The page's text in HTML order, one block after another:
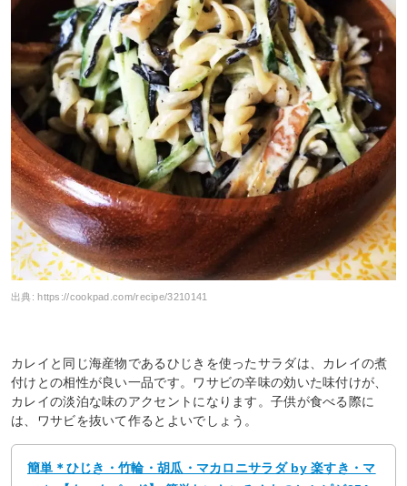
出典:https://cookpad.com/recipe/3210141
カレイと同じ海産物であるひじきを使ったサラダは、カレイの煮
付けとの相性が良い一品です。ワサビの辛味の効いた味付けが、
カレイの淡泊な味のアクセントになります。子供が食べる際に
は、ワサビを抜いて作るとよいでしょう。
簡単＊ひじき・竹輪・胡瓜・マカロニサラダ by 楽すき・マ